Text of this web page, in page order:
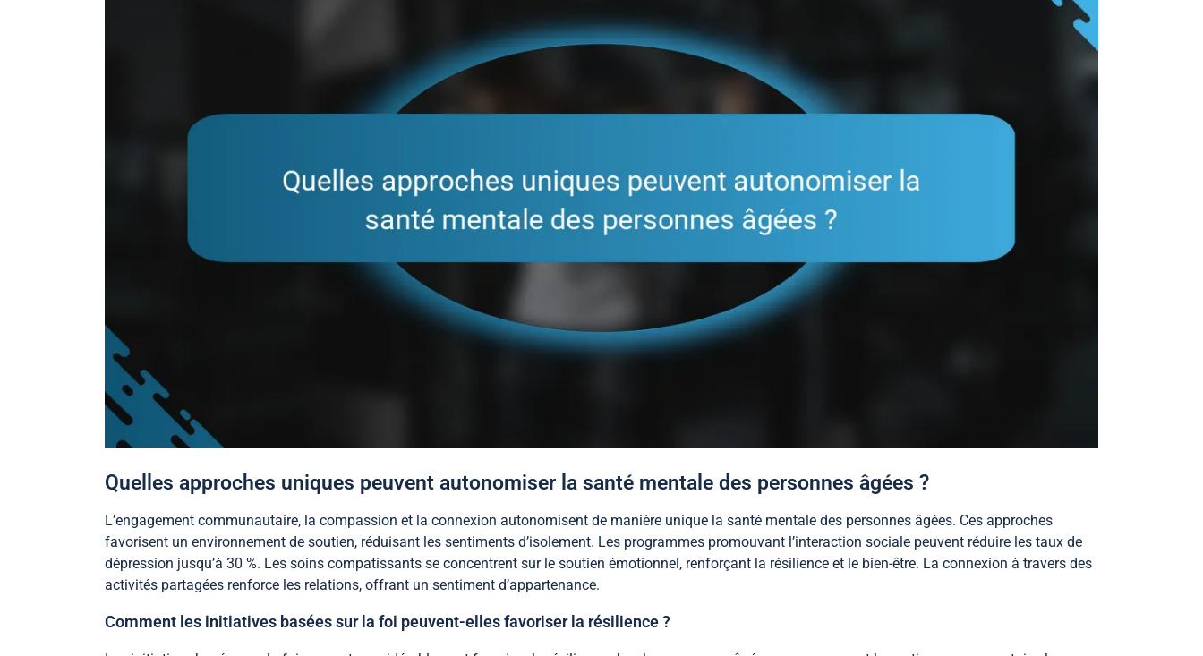
Quelles approches uniques peuvent autonomiser la santé mentale des personnes âgées ?
L’engagement communautaire, la compassion et la connexion autonomisent de manière unique la santé mentale des personnes âgées. Ces approches
favorisent un environnement de soutien, réduisant les sentiments d’isolement. Les programmes promouvant l’interaction sociale peuvent réduire les taux de
dépression jusqu’à 30 %. Les soins compatissants se concentrent sur le soutien émotionnel, renforçant la résilience et le bien-être. La connexion à travers des
activités partagées renforce les relations, offrant un sentiment d’appartenance.
Comment les initiatives basées sur la foi peuvent-elles favoriser la résilience ?